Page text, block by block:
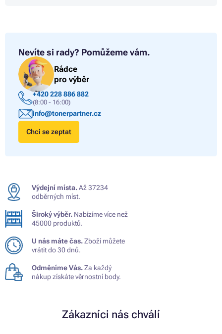
Nevíte si rady? Pomůžeme vám.
Rádce
pro výběr
+420 228 886 882
(8:00 - 16:00)
info@tonerpartner.cz
Chci se zeptat
Výdejní místa.Až 37234
odběrných míst.
Široký výběr. Nabízíme více než
45000 produktů.
U nás máte čas.Zboží můžete
vrátit do 30 dnů.
Odměníme Vás.Za každý
nákup získáte věrnostní body.
Zákazníci nás chválí